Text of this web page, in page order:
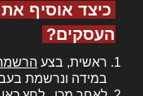
כיצד אוסיף
העסקים?
ראשית, בצע
במידה ונרשמת